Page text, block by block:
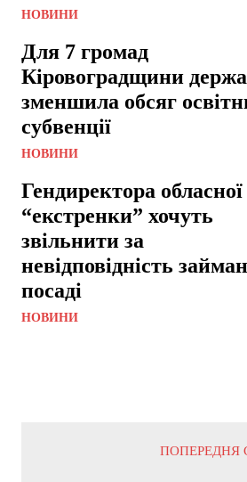
НОВИНИ
Для 7 громад
Кіровоградщини
зменшила обсяг
субвенції
НОВИНИ
Гендиректора обласної
“екстренки” хочуть
звільнити за
невідповідність
посаді
НОВИНИ
ПОПЕРЕДНЯ